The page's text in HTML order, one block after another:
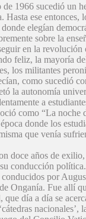
1966 sucedió un
Hasta ese entonces,
elegían
sobre la
en la revolución
feliz, la mayoría
los militantes
como sucedió
la autonomía
a
como “La noche
donde los
que venía
doce años de exilio,
conducción
por
Onganía. Fue allí
día a día se
nacionales’,